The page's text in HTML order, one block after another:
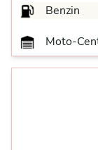
Benzin
Moto-